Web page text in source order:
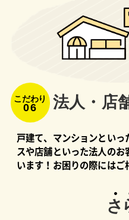
こだわり
06 法⼈・店
戸建て、マンションとい
スや店舗といった法人の
います！お困りの際にはご
さ